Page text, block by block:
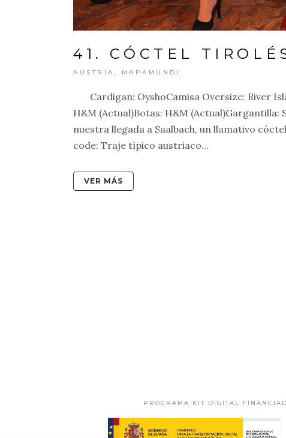
41. CÓCTEL
AUSTRIA , MAPAMUNDI
Cardigan: OyshoCamisa Oversize: River
H&M (Actual)Botas: H&M
nuestra llegada a Saalbach, un llamativo
code: Traje típico austriaco...
VER MÁS
PROGRAMA KIT DIGITAL